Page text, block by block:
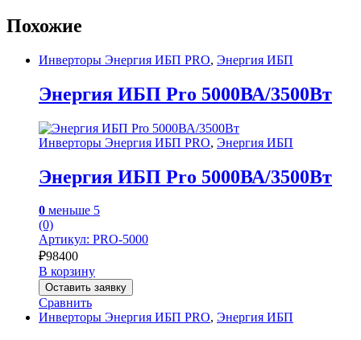
Похожие
Инверторы Энергия ИБП PRO, Энергия ИБП
Энергия ИБП Pro 5000ВА/3500Вт
Инверторы Энергия ИБП PRO, Энергия ИБП
Энергия ИБП Pro 5000ВА/3500Вт
0 меньше 5
(0)
Артикул: PRO-5000
₽98400
В корзину
Оставить заявку
Сравнить
Инверторы Энергия ИБП PRO, Энергия ИБП